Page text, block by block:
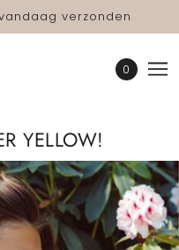
verzonden
0
YELLOW!